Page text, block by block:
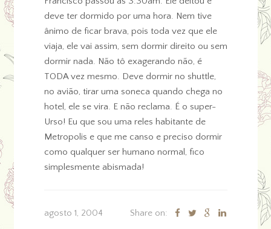
deve ter dormido por uma hora. Nem tive
ânimo de ficar brava, pois toda vez que ele
viaja, ele vai assim, sem dormir direito ou sem
dormir nada. Não tô exagerando não, é
TODA vez mesmo. Deve dormir no shuttle,
no avião, tirar uma soneca quando chega no
hotel, ele se vira. E não reclama. É o super-
Urso! Eu que sou uma reles habitante de
Metropolis e que me canso e preciso dormir
como qualquer ser humano normal, fico
simplesmente abismada!
agosto 1, 2004 Share on: